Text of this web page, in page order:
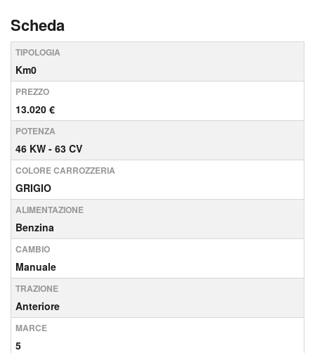
promozione relativa alla manutenzione non è valida
per i clienti ...
Scheda
TIPOLOGIA
Km0
PREZZO
13.020 €
POTENZA
46 KW - 63 CV
COLORE CARROZZERIA
GRIGIO
ALIMENTAZIONE
Benzina
CAMBIO
Manuale
TRAZIONE
Anteriore
MARCE
5